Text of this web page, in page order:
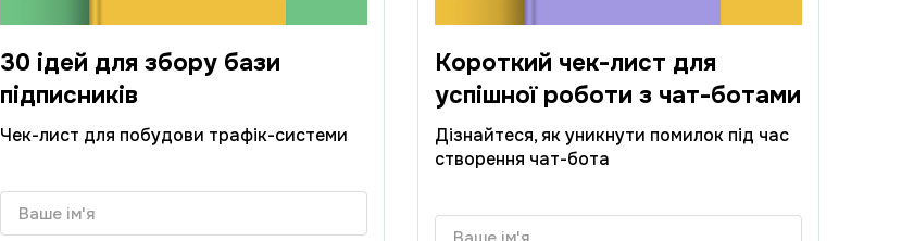
30 ідей для збору бази
підписників
Чек-лист для побудови трафік-системи
Короткий чек-лист для
успішної роботи з чат-ботами
Дізнайтеся, як уникнути помилок під час
створення чат-бота